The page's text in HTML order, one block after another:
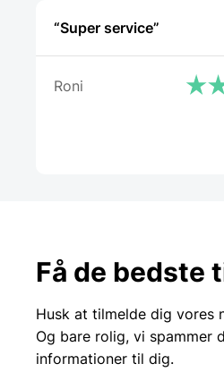
“Super service”
Roni
Få de bedste
Husk at tilmelde dig
Og bare rolig, vi spammer
informationer til dig.